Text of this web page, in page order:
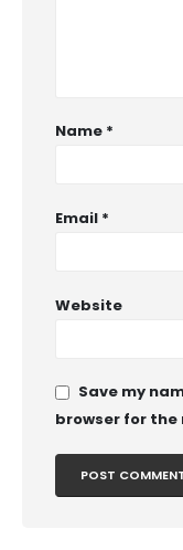
Name *
Email *
Website
Save my
browser for